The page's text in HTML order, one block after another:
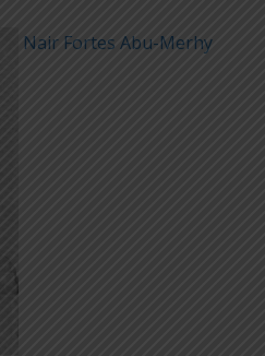
Nair Fortes Abu-Merhy